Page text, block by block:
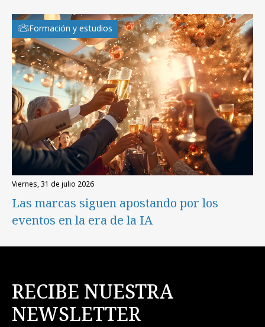
Formación y estudios
viernes, 31 de julio 2026
Las marcas siguen apostando por los
eventos en la era de la IA
RECIBE NUESTRA
NEWSLETTER